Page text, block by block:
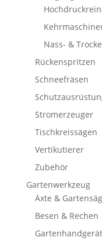
Nass- &
Rückenspritzen
Schneefräsen
Stromerzeuger
Tischkreissägen
Vertikutierer
Zubehör
Gartenwerkzeug
Äxte &
Besen & Rechen